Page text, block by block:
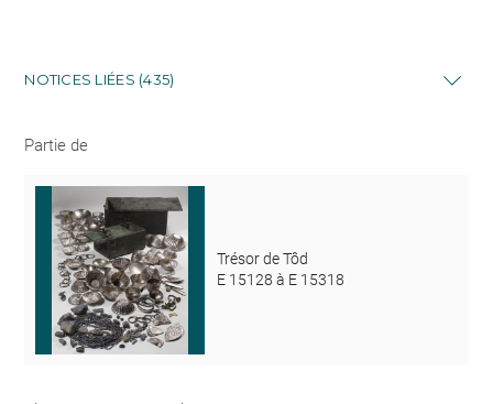
NOTICES LIÉES (435)
Partie de
Trésor de Tôd
E 15128 à E 15318